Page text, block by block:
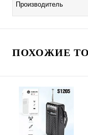
Производитель
ПОХОЖИЕ